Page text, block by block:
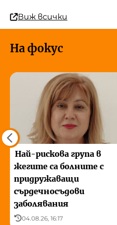
Виж всички
На фокус
Най-рискова група в
жегите са болните с
придружаващи
сърдечносъдови
заболявания
04.08.26, 16:17